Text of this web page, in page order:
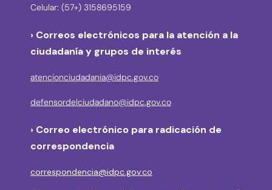
Celular: (57+) 3158695159
› Correos electrónicos para la atención a la
ciudadanía y grupos de interés
atencionciudadania@idpc.gov.co
defensordelciudadano@idpc.gov.co
› Correo electrónico para radicación de
correspondencia
correspondencia@idpc.gov.co